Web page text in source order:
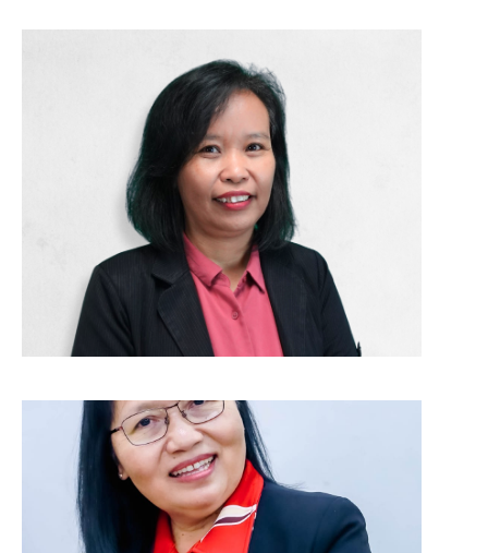
Dr. Cicilia Erna Susilawati,
S.E., M.Si.
Wakil Rektor II